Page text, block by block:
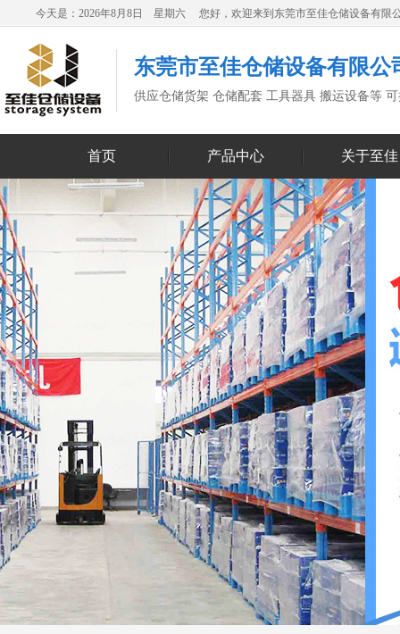
今天是：2026年8月8日 星期六 您好，欢迎来到东莞市至佳仓储设备有限
东莞市至佳仓储设备有限公
供应仓储货架 仓储配套 工具器具 搬运设备等
首页 产品中心 关于至佳